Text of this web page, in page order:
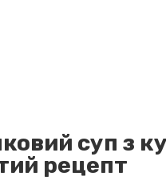
суп з
рецепт